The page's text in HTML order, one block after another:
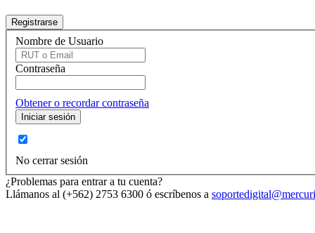
Nombre de Usuario
Contraseña
Obtener o recordar contraseña
No cerrar sesión
¿Problemas para entrar a tu cuenta?
Llámanos al (+562) 2753 6300 ó escríbenos a